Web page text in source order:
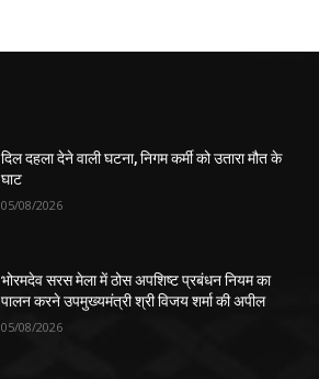
दिल दहला देने वाली घटना, निगम कर्मी को उतारा मौत के
घाट
05/08/2026
भोरमदेव सरस मेला में ठोस अपशिष्ट प्रबंधन नियम का
पालन करने उपमुख्यमंत्री श्री विजय शर्मा की अपील
05/08/2026